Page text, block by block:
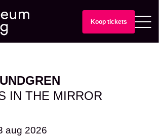
Koop tickets
IN THE MIRROR
aug 2026